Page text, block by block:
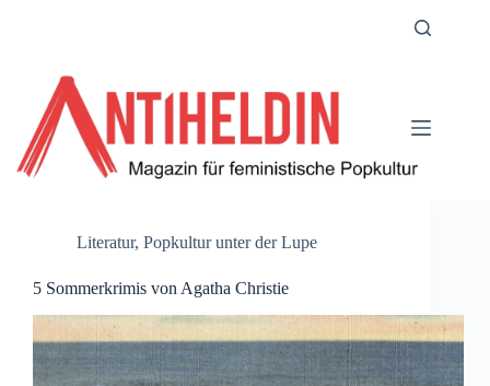
Literatur, Popkultur unter der Lupe
5 Sommerkrimis von Agatha Christie